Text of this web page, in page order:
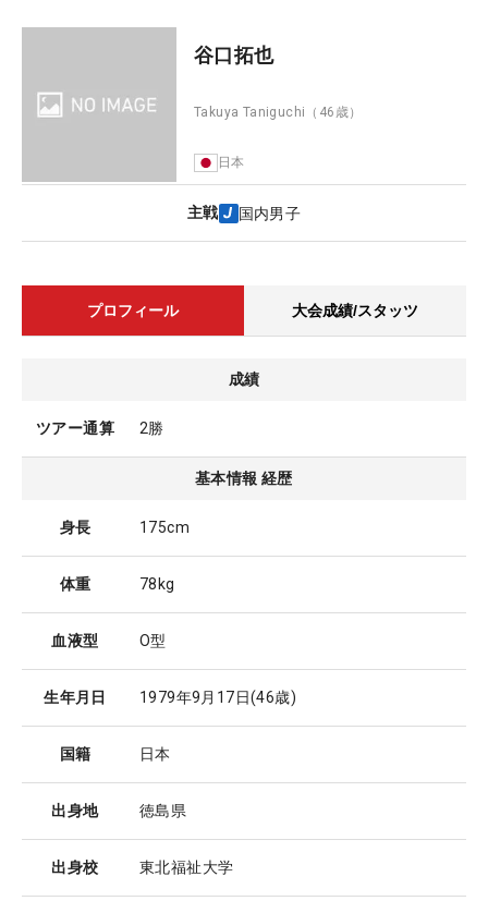
谷口拓也
Takuya Taniguchi （46歳）
日本
主戦 国内男子
プロフィール 大会成績/スタッツ
成績
ツアー通算 2勝
基本情報 経歴
身長 175cm
体重 78kg
血液型 O型
生年月日 1979年9月17日(46歳)
国籍 日本
出身地 徳島県
出身校 東北福祉大学